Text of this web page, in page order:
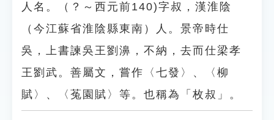
人名。（？～西元前140)字叔，漢淮陰
（今江蘇省淮陰縣東南）人。景帝時仕
吳，上書諫吳王劉濞，不納，去而仕梁孝
王劉武。善屬文，嘗作〈七發〉、〈柳
賦〉、〈菟園賦〉等。也稱為「枚叔」。